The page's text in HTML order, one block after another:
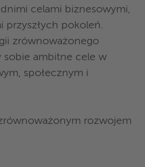
celami biznesowymi,
przyszłych pokoleń.
zrównoważonego
sobie ambitne cele w
społecznym i
rozwojem